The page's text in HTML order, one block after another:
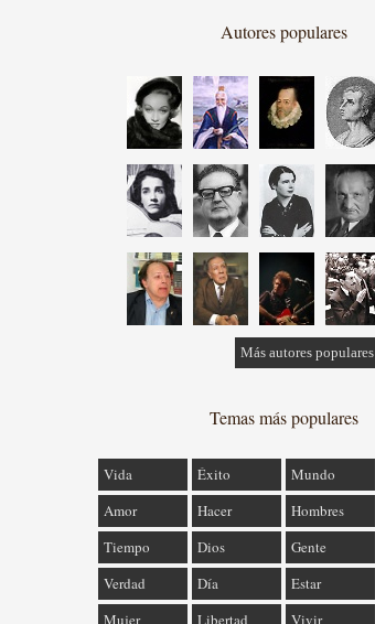
Autores populares
Más autores populares
Temas más populares
Vida Éxito Mundo
Amor
Hacer Hombres
Tiempo
Dios Gente
Verdad
Día Estar
Mujer
Libertad Vivir